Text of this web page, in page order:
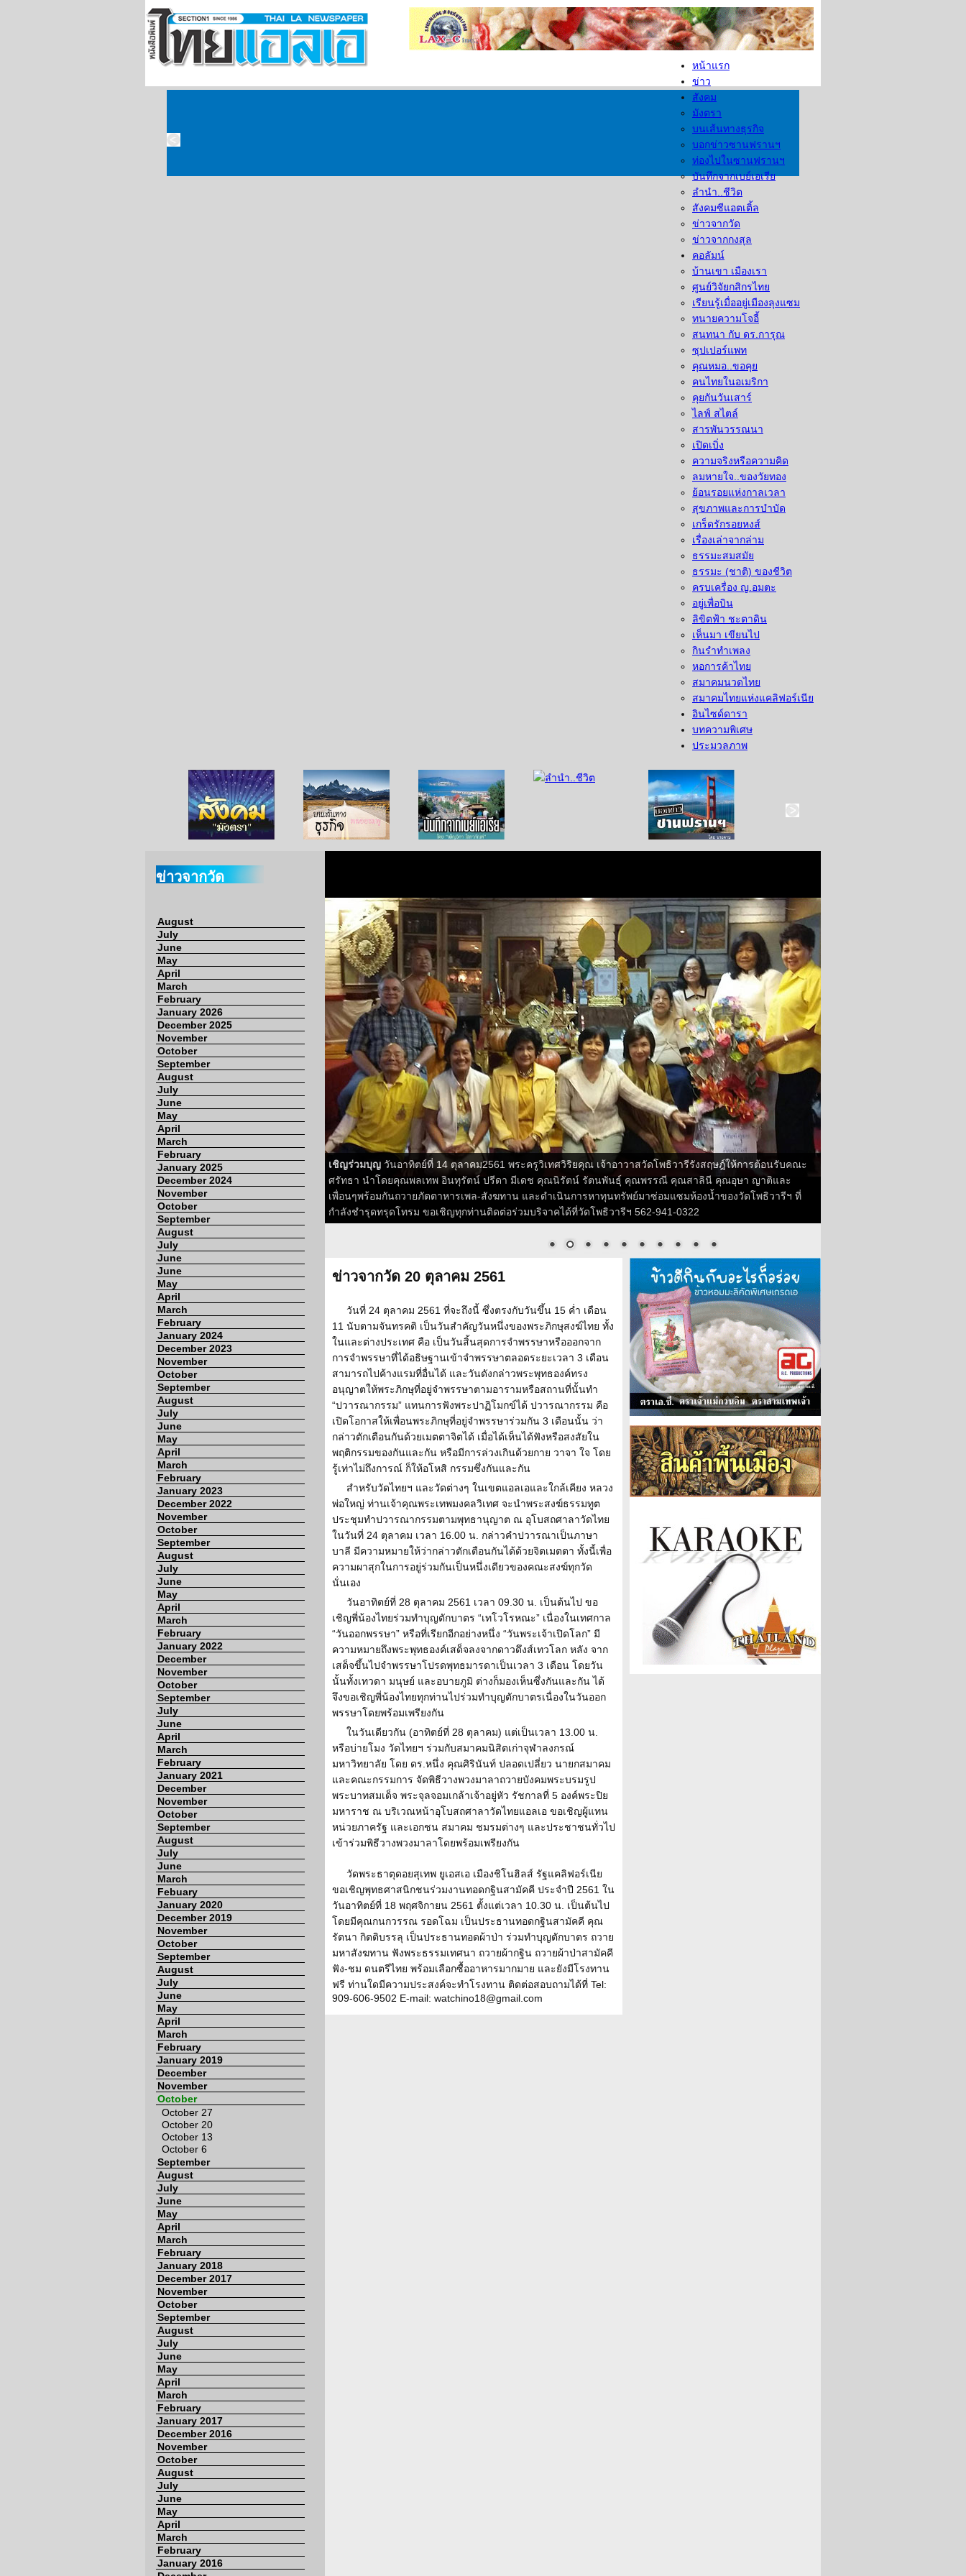
หน้าแรก
ข่าว
สังคม
มังตรา
บนเส้นทางธุรกิจ
บอกข่าวซานฟรานฯ
ท่องไปในซานฟรานฯ
บันทึกจากเบย์เอเรีย
ลำนำ..ชีวิต
สังคมซีแอตเติ้ล
ข่าวจากวัด
ข่าวจากกงสุล
คอลัมน์
บ้านเขา เมืองเรา
ศูนย์วิจัยกสิกรไทย
เรียนรู้เมื่ออยู่เมืองลุงแซม
ทนายความโจอี้
สนทนา กับ ดร.การุณ
ซุปเปอร์แพท
คุณหมอ..ขอคุย
คนไทยในอเมริกา
คุยกันวันเสาร์
ไลฟ์ สไตล์
สารพันวรรณนา
เปิดเบิ่ง
ความจริงหรือความคิด
ลมหายใจ..ของวัยทอง
ย้อนรอยแห่งกาลเวลา
สุขภาพและการบำบัด
เกร็ดรักรอยหงส์
เรื่องเล่าจากล่าม
ธรรมะสมสมัย
ธรรมะ (ชาติ) ของชีวิต
ครบเครื่อง ญ.อมตะ
อยู่เพื่อบิน
ลิขิตฟ้า ชะตาดิน
เห็นมา เขียนไป
กินรำทำเพลง
หอการค้าไทย
สมาคมนวดไทย
สมาคมไทยแห่งแคลิฟอร์เนีย
อินไซด์ดารา
บทความพิเศษ
ประมวลภาพ
ข่าวจากวัด
August
July
June
May
April
March
February
January 2026
December 2025
November
October
September
August
July
June
May
April
March
February
January 2025
December 2024
November
October
September
August
July
June
June
May
April
March
February
January 2024
December 2023
November
October
September
August
July
June
May
April
March
February
January 2023
December 2022
November
October
September
August
July
June
May
April
March
February
January 2022
December
November
October
September
July
June
April
March
February
January 2021
December
November
October
September
August
July
June
March
Febuary
January 2020
December 2019
November
October
September
August
July
June
May
April
March
February
January 2019
December
November
October
October 27
October 20
October 13
October 6
September
August
July
June
May
April
March
February
January 2018
December 2017
November
October
September
August
July
June
May
April
March
February
January 2017
December 2016
November
October
August
July
June
May
April
March
February
January 2016
เชิญร่วมบุญ วันอาทิตย์ที่ 14 ตุลาคม2561 พระครูวิเทศวิริยคุณ เจ้าอาวาสวัดโพธิวารีรังสฤษฎ์ให้การต้อนรับคณะ
ศรัทธา นำโดยคุณพลเทพ อินทุรัตน์ ปรีดา มีเดช คุณนิรัตน์ รัตนพันธุ์ คุณพรรณี คุณสาลินี คุณอุษา ญาติและ
เพื่อนๆพร้อมกันถวายภัตตาหารเพล-สังฆทาน และดำเนินการหาทุนทรัพย์มาซ่อมแซมห้องน้ำของวัดโพธิวารีฯ ที่
กำลังชำรุดทรุดโทรม ขอเชิญทุกท่านติดต่อร่วมบริจาคได้ที่วัดโพธิวารีฯ 562-941-0322
ข่าวจากวัด 20 ตุลาคม 2561
วันที่ 24 ตุลาคม 2561 ที่จะถึงนี้ ซึ่งตรงกับวันขึ้น 15 ค่ำ เดือน
11 นับตามจันทรคติ เป็นวันสำคัญวันหนึ่งของพระภิกษุสงฆ์ไทย ทั้ง
ในและต่างประเทศ คือ เป็นวันสิ้นสุดการจำพรรษาหรือออกจาก
การจำพรรษาที่ได้อธิษฐานเข้าจำพรรษาตลอดระยะเวลา 3 เดือน
สามารถไปค้างแรมที่อื่นได้ และวันดังกล่าวพระพุทธองค์ทรง
อนุญาตให้พระภิกษุที่อยู่จำพรรษาตามอารามหรือสถานที่นั้นทำ
“ปวารณากรรม” แทนการฟังพระปาฏิโมกข์ได้ ปวารณากรรม คือ
เปิดโอกาสให้เพื่อนพระภิกษุที่อยู่จำพรรษาร่วมกัน 3 เดือนนั้น ว่า
กล่าวตักเตือนกันด้วยเมตตาจิตได้ เมื่อได้เห็นได้ฟังหรือสงสัยใน
พฤติกรรมของกันและกัน หรือมีการล่วงเกินด้วยกาย วาจา ใจ โดย
รู้เท่าไม่ถึงการณ์ ก็ให้อโหสิ กรรมซึ่งกันและกัน
สำหรับวัดไทยฯ และวัดต่างๆ ในเขตแอลเอและใกล้เคียง หลวง
พ่อใหญ่ ท่านเจ้าคุณพระเทพมงคลวิเทศ จะนำพระสงฆ์ธรรมทูต
ประชุมทำปวารณากรรมตามพุทธานุญาต ณ อุโบสถศาลาวัดไทย
ในวันที่ 24 ตุลาคม เวลา 16.00 น. กล่าวคำปวารณาเป็นภาษา
บาลี มีความหมายให้ว่ากล่าวตักเตือนกันได้ด้วยจิตเมตตา ทั้งนี้เพื่อ
ความผาสุกในการอยู่ร่วมกันเป็นหนึ่งเดียวของคณะสงฆ์ทุกวัด
นั่นเอง
วันอาทิตย์ที่ 28 ตุลาคม 2561 เวลา 09.30 น. เป็นต้นไป ขอ
เชิญพี่น้องไทยร่วมทำบุญตักบาตร “เทโวโรหณะ” เนื่องในเทศกาล
“วันออกพรรษา” หรือที่เรียกอีกอย่างหนึ่ง “วันพระเจ้าเปิดโลก” มี
ความหมายถึงพระพุทธองค์เสด็จลงจากดาวดึงส์เทวโลก หลัง จาก
เสด็จขึ้นไปจำพรรษาโปรดพุทธมารดาเป็นเวลา 3 เดือน โดยวัน
นั้นทั้งเทวดา มนุษย์ และอบายภูมิ ต่างก็มองเห็นซึ่งกันและกัน ได้
จึงขอเชิญพี่น้องไทยทุกท่านไปร่วมทำบุญตักบาตรเนื่องในวันออก
พรรษาโดยพร้อมเพรียงกัน
ในวันเดียวกัน (อาทิตย์ที่ 28 ตุลาคม) แต่เป็นเวลา 13.00 น.
หรือบ่ายโมง วัดไทยฯ ร่วมกับสมาคมนิสิตเก่าจุฬาลงกรณ์
มหาวิทยาลัย โดย ดร.หนึ่ง คุณศิรินันท์ ปลอดเปลี่ยว นายกสมาคม
และคณะกรรมการ จัดพิธีวางพวงมาลาถวายบังคมพระบรมรูป
พระบาทสมเด็จ พระจุลจอมเกล้าเจ้าอยู่หัว รัชกาลที่ 5 องค์พระปิย
มหาราช ณ บริเวณหน้าอุโบสถศาลาวัดไทยแอลเอ ขอเชิญผู้แทน
หน่วยภาครัฐ และเอกชน สมาคม ชมรมต่างๆ และประชาชนทั่วไป
เข้าร่วมพิธีวางพวงมาลาโดยพร้อมเพรียงกัน
วัดพระธาตุดอยสุเทพ ยูเอสเอ เมืองชิโนฮิลส์ รัฐแคลิฟอร์เนีย
ขอเชิญพุทธศาสนิกชนร่วมงานทอดกฐินสามัคคี ประจำปี 2561 ใน
วันอาทิตย์ที่ 18 พฤศจิกายน 2561 ตั้งแต่เวลา 10.30 น. เป็นต้นไป
โดยมีคุณกนกวรรณ รอดโฉม เป็นประธานทอดกฐินสามัคคี คุณ
รัตนา กิตติบรรลุ เป็นประธานทอดผ้าป่า ร่วมทำบุญตักบาตร ถวาย
มหาสังฆทาน ฟังพระธรรมเทศนา ถวายผ้ากฐิน ถวายผ้าป่าสามัคคี
ฟัง-ชม ดนตรีไทย พร้อมเลือกซื้ออาหารมากมาย และยังมีโรงทาน
ฟรี ท่านใดมีความประสงค์จะทำโรงทาน ติดต่อสอบถามได้ที่ Tel:
909-606-9502 E-mail: watchino18@gmail.com